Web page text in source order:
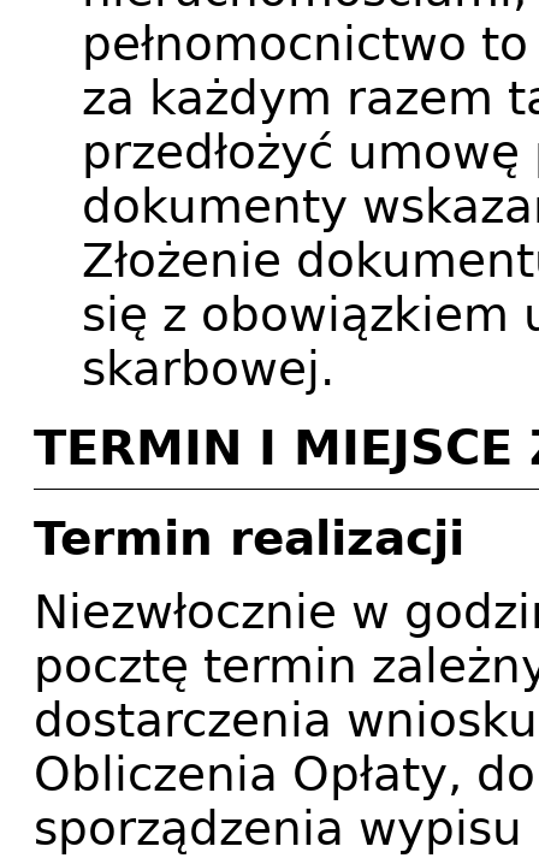
pełnomocnictwo
za każdym razem
przedłożyć
dokumenty
Złożenie
się z obowiązkiem
skarbowej.
TERMIN I
Termin realizacji
Niezwłocznie w
pocztę termin
dostarczenia
Obliczenia Opłaty,
sporządzenia